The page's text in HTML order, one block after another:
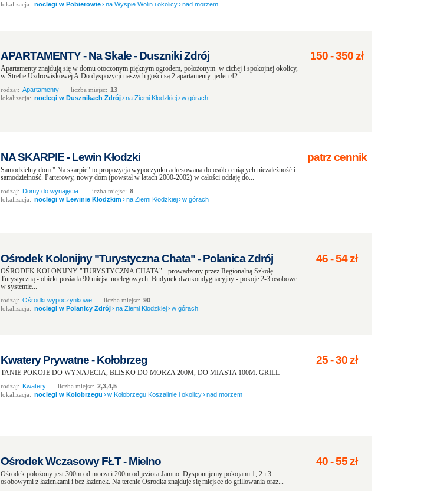
lokalizacja: noclegi w Pobierowie›na Wyspie Wolin i okolicy›nad morzem
APARTAMENTY - Na Skale - Duszniki Zdrój
Apartamenty znajdują się w domu otoczonym pięknym ogrodem, położonym w cichej i spokojnej okolicy,
w Strefie Uzdrowiskowej A.Do dyspozycji naszych gości są 2 apartamenty: jeden 42...
rodzaj: Apartamenty liczba miejsc: 13
lokalizacja: noclegi w Dusznikach Zdrój›na Ziemi Kłodzkiej›w górach
150-350zł
NA SKARPIE - Lewin Kłodzki
Samodzielny dom " Na skarpie" to propozycja wypoczynku adresowana do osób ceniących niezależność i
samodzielność. Parterowy, nowy dom (powstał w latach 2000-2002) w całości oddaję do...
rodzaj: Domy do wynajęcia liczba miejsc: 8
lokalizacja: noclegi w Lewinie Kłodzkim›na Ziemi Kłodzkiej›w górach
patrz cennik
Ośrodek Kolonijny "Turystyczna Chata" - Polanica Zdrój
OŚRODEK KOLONIJNY "TURYSTYCZNA CHATA" - prowadzony przez Regionalną Szkołę
Turystyczną - obiekt posiada 90 miejsc noclegowych. Budynek dwukondygnacyjny - pokoje 2-3 osobowe
w systemie...
rodzaj: Ośrodki wypoczynkowe liczba miejsc: 90
lokalizacja: noclegi w Polanicy Zdrój›na Ziemi Kłodzkiej›w górach
46-54zł
Kwatery Prywatne - Kołobrzeg
TANIE POKOJE DO WYNAJECIA, BLISKO DO MORZA 200M, DO MIASTA 100M. GRILL
rodzaj: Kwatery liczba miejsc: 2,3,4,5
lokalizacja: noclegi w Kołobrzegu ›w Kołobrzegu Koszalinie i okolicy›nad morzem
25-30zł
Ośrodek Wczasowy FŁT - Mielno
Ośrodek położony jest 300m od morza i 200m od jeziora Jamno. Dysponujemy pokojami 1, 2 i 3
osobowymi z łazienkami i bez łazienek. Na terenie Osrodka znajduje się miejsce do grillowania oraz...
40-55zł